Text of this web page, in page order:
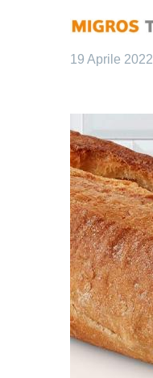
19 Aprile 2022